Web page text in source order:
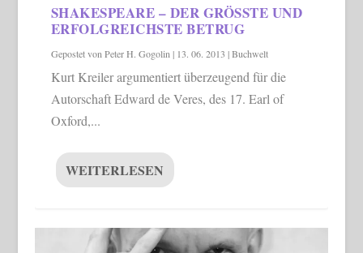
SHAKESPEARE – DER GRÖSSTE UND E
RFOLGREICHSTE BETRUG
Gepostet von Peter H. Gogolin | 13. 06. 2013 |Buchwelt
Kurt Kreiler argumentiert überzeugend für die
Autorschaft Edward de Veres, des 17. Earl of
Oxford,...
WEITERLESEN